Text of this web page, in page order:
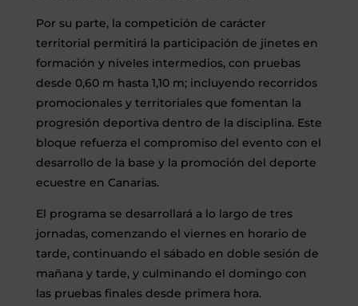
Por su parte, la competición de carácter
territorial permitirá la participación de jinetes en
formación y niveles intermedios, con pruebas
desde 0,60 m hasta 1,10 m; incluyendo recorridos
promocionales y territoriales que fomentan la
progresión deportiva dentro de la disciplina. Este
bloque refuerza el compromiso del evento con el
desarrollo de la base y la promoción del deporte
ecuestre en Canarias.
El programa se desarrollará a lo largo de tres
jornadas, comenzando el viernes en horario de
tarde, continuando el sábado en doble sesión de
mañana y tarde, y culminando el domingo con
las pruebas finales desde primera hora.